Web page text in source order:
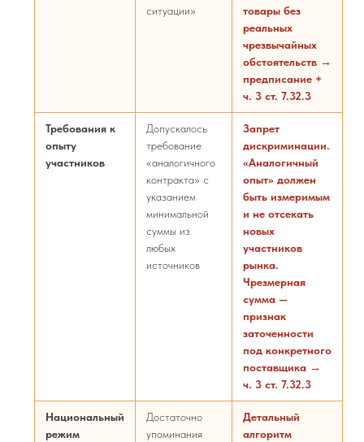
ситуации»
товары без
реальных
чрезвычайных
обстоятельств →
предписание +
ч. 3 ст. 7.32.3
Требования к
опыту
участников
Допускалось
требование
«аналогичного
контракта» с
указанием
минимальной
суммы из
любых
источников
Запрет
дискриминации.
«Аналогичный
опыт» должен
быть измеримым
и не отсекать
новых
участников
рынка.
Чрезмерная
сумма —
признак
заточенности
под конкретного
поставщика →
ч. 3 ст. 7.32.3
Национальный
режим
Достаточно
упоминания
Детальный
алгоритм